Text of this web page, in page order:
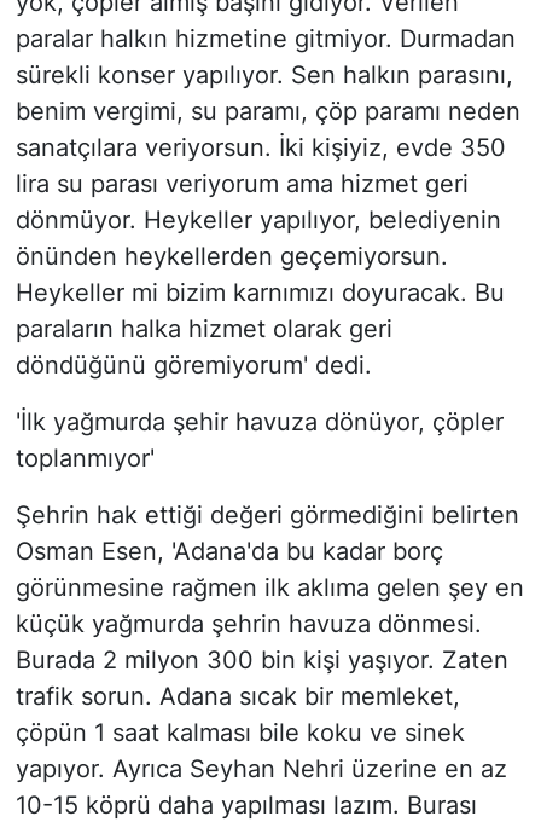
paralar halkın hizmetine gitmiyor. Durmadan
sürekli konser yapılıyor. Sen halkın parasını,
benim vergimi, su paramı, çöp paramı neden
sanatçılara veriyorsun. İki kişiyiz, evde 350
lira su parası veriyorum ama hizmet geri
dönmüyor. Heykeller yapılıyor, belediyenin
önünden heykellerden geçemiyorsun.
Heykeller mi bizim karnımızı doyuracak. Bu
paraların halka hizmet olarak geri
döndüğünü göremiyorum' dedi.
'İlk yağmurda şehir havuza dönüyor, çöpler
toplanmıyor'
Şehrin hak ettiği değeri görmediğini belirten
Osman Esen, 'Adana'da bu kadar borç
görünmesine rağmen ilk aklıma gelen şey en
küçük yağmurda şehrin havuza dönmesi.
Burada 2 milyon 300 bin kişi yaşıyor. Zaten
trafik sorun. Adana sıcak bir memleket,
çöpün 1 saat kalması bile koku ve sinek
yapıyor. Ayrıca Seyhan Nehri üzerine en az
10-15 köprü daha yapılması lazım. Burası